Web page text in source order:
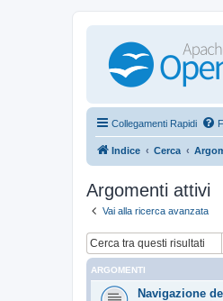
Collegamenti Rapidi
Indice Cerca
Argomenti attivi
Vai alla ricerca avanzata
ARGOMENTI
Navigazione